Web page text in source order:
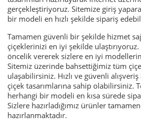
gerçekleştiriyoruz. Sitemize giriş
bir modeli en hızlı şekilde sipariş
Tamamen güvenli bir şekilde hizmet
çiçeklerinizi en iyi şekilde
öncelik vererek sizlere en iyi
Sitemiz üzerinde bahsettiğimiz tüm
ulaşabilirsiniz. Hızlı ve güvenli
çiçek tasarımlarına sahip olabilirsiniz.
herhangi bir modeli en kısa sürede
Sizlere hazırladığımız ürünler
hazırlanmaktadır.